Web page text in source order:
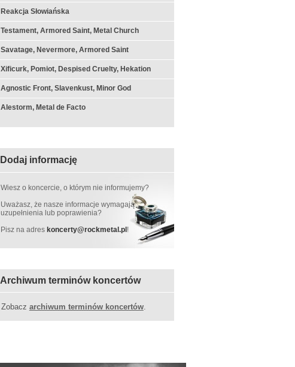
Reakcja Słowiańska
Testament, Armored Saint, Metal Church
Savatage, Nevermore, Armored Saint
Xificurk, Pomiot, Despised Cruelty, Hekation
Agnostic Front, Slavenkust, Minor God
Alestorm, Metal de Facto
Dodaj informację
Wiesz o koncercie, o którym nie informujemy?
Uważasz, że nasze informacje wymagają
uzupełnienia lub poprawienia?
Pisz na adres koncerty@rockmetal.pl!
Archiwum terminów koncertów
Zobacz archiwum terminów koncertów.